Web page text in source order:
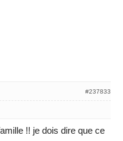
#237833
!! je dois dire que ce